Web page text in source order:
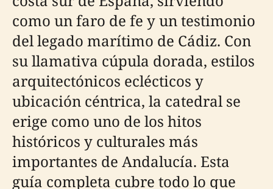
como un faro de fe y un testimonio
del legado marítimo de Cádiz. Con
su llamativa cúpula dorada, estilos
arquitectónicos eclécticos y
ubicación céntrica, la catedral se
erige como uno de los hitos
históricos y culturales más
importantes de Andalucía. Esta
guía completa cubre todo lo que